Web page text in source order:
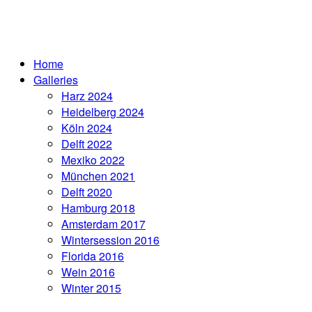
Home
Galleries
Harz 2024
Heidelberg 2024
Köln 2024
Delft 2022
Mexiko 2022
München 2021
Delft 2020
Hamburg 2018
Amsterdam 2017
Wintersession 2016
Florida 2016
Wein 2016
Winter 2015